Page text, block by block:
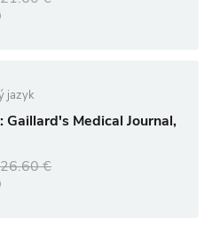
jazyk
Gaillard's Medical Journal,
26.60 €